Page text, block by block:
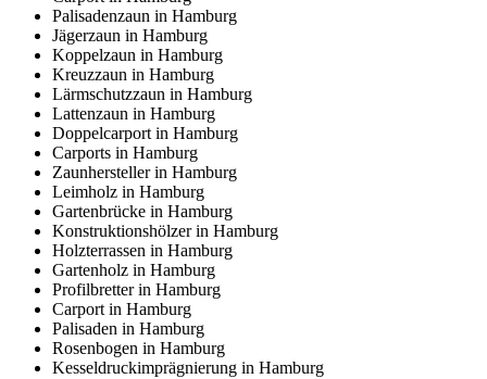
Palisadenzaun in Hamburg
Jägerzaun in Hamburg
Koppelzaun in Hamburg
Kreuzzaun in Hamburg
Lärmschutzzaun in Hamburg
Lattenzaun in Hamburg
Doppelcarport in Hamburg
Carports in Hamburg
Zaunhersteller in Hamburg
Leimholz in Hamburg
Gartenbrücke in Hamburg
Konstruktionshölzer in Hamburg
Holzterrassen in Hamburg
Gartenholz in Hamburg
Profilbretter in Hamburg
Carport in Hamburg
Palisaden in Hamburg
Rosenbogen in Hamburg
Kesseldruckimprägnierung in Hamburg